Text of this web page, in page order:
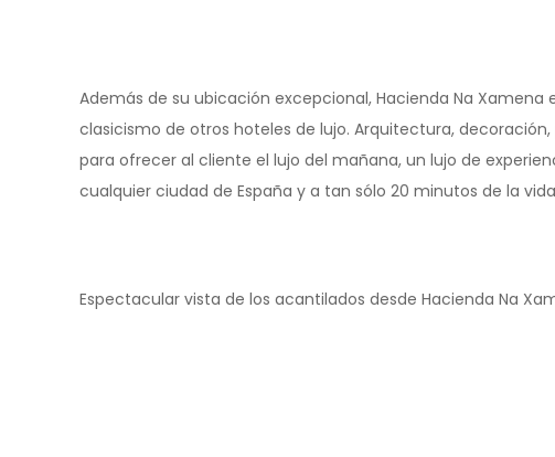
Además de su ubicación excepcional, Hacienda Na
clasicismo de otros hoteles de lujo. Arquitectura,
para ofrecer al cliente el lujo del mañana, un lujo de
cualquier ciudad de España y a tan sólo 20 minutos de la
Espectacular vista de los acantilados desde Hacienda Na